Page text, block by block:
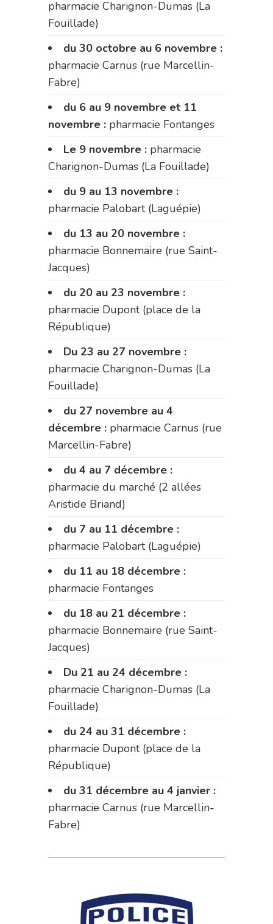
pharmacie Charignon-Dumas (La
Fouillade)
du 30 octobre au 6 novembre :
pharmacie Carnus (rue Marcellin-
Fabre)
du 6 au 9 novembre et 11
novembre : pharmacie Fontanges
Le 9 novembre : pharmacie
Charignon-Dumas (La Fouillade)
du 9 au 13 novembre :
pharmacie Palobart (Laguépie)
du 13 au 20 novembre :
pharmacie Bonnemaire (rue Saint-
Jacques)
du 20 au 23 novembre :
pharmacie Dupont (place de la
République)
Du 23 au 27 novembre :
pharmacie Charignon-Dumas (La
Fouillade)
du 27 novembre au 4
décembre : pharmacie Carnus (rue
Marcellin-Fabre)
du 4 au 7 décembre :
pharmacie du marché (2 allées
Aristide Briand)
du 7 au 11 décembre :
pharmacie Palobart (Laguépie)
du 11 au 18 décembre :
pharmacie Fontanges
du 18 au 21 décembre :
pharmacie Bonnemaire (rue Saint-
Jacques)
Du 21 au 24 décembre :
pharmacie Charignon-Dumas (La
Fouillade)
du 24 au 31 décembre :
pharmacie Dupont (place de la
République)
du 31 décembre au 4 janvier :
pharmacie Carnus (rue Marcellin-
Fabre)